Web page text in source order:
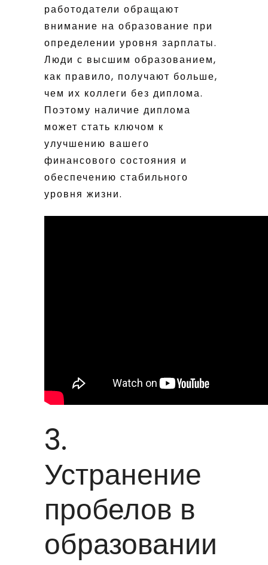
работодатели обращают
внимание на образование при
определении уровня зарплаты.
Люди с высшим образованием,
как правило, получают больше,
чем их коллеги без диплома.
Поэтому наличие диплома
может стать ключом к
улучшению вашего
финансового состояния и
обеспечению стабильного
уровня жизни.
3.
Устранение
пробелов в
образовании